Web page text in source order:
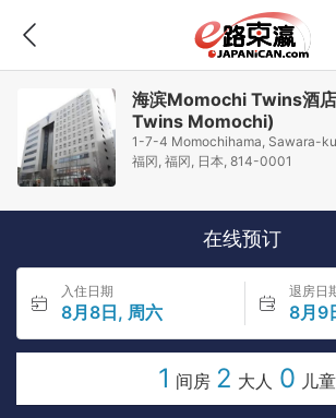
海滨Momochi Twins酒
Twins Momochi)
1-7-4 Momochihama, Sawara-
福冈, 福冈, 日本, 814-0001
在线预订
入住日期
8月8日, 周六
退房日
8月9
1 间房 2 大人 0 儿童